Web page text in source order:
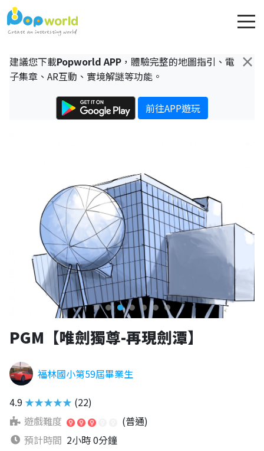
×
建議您下載Popworld APP ，體驗完整的地圖指引、電
子集章、AR互動、實境解謎等功能。
前往APP遊玩
PGM【唯劍獨尊-再現劍潭】
福林國小第59屆畢業生
4.9 ★★★★★ (22)
遊戲難度
(普通)
預計時間 2小時 0分鐘